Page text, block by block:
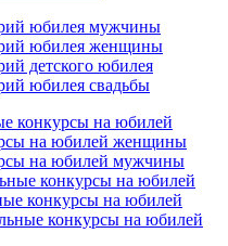
юбилея мужчины
юбилея женщины
детского юбилея
юбилея свадьбы
конкурсы на юбилей
на юбилей женщины
на юбилей мужчины
конкурсы на юбилей
конкурсы на юбилей
конкурсы на юбилей